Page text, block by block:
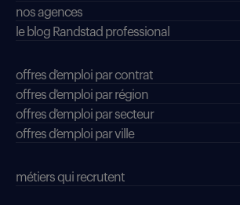
nos agences
le blog Randstad professional
offres d'emploi par contrat
offres d'emploi par région
offres d'emploi par secteur
offres d’emploi par ville
métiers qui recrutent